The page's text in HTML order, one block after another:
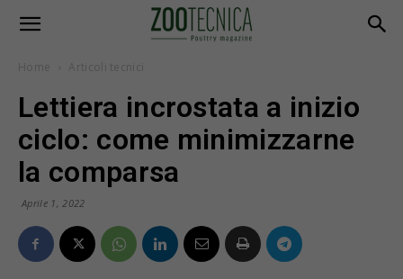
Home Articoli tecnici
Lettiera incrostata a inizio
ciclo: come minimizzarne
la comparsa
Aprile 1, 2022